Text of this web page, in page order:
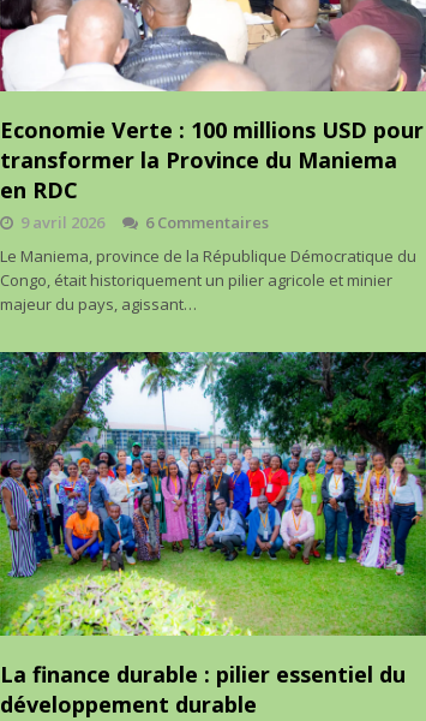
Economie Verte : 100 millions USD pour
transformer la Province du Maniema
en RDC
9 avril 2026
6 Commentaires
Le Maniema, province de la République Démocratique du
Congo, était historiquement un pilier agricole et minier
majeur du pays, agissant…
La finance durable : pilier essentiel du
développement durable